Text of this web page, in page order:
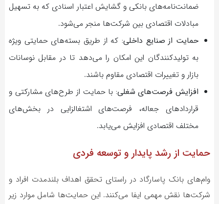
ضمانت‌نامه‌های بانکی و گشایش اعتبار اسنادی که به تسهیل
مبادلات اقتصادی بین شرکت‌ها منجر می‌شود.
حمایت از صنایع داخلی: که از طریق بسته‌های حمایتی ویژه
به تولیدکنندگان این امکان را می‌دهد تا در مقابل نوسانات
بازار و تغییرات اقتصادی مقاوم باشند.
افزایش فرصت‌های شغلی: با حمایت از طرح‌های مشارکتی و
قراردادهای جعاله، فرصت‌های اشتغالزایی در بخش‌های
مختلف اقتصادی افزایش می‌یابد.
حمایت از رشد پایدار و توسعه فردی
وام‌های بانک پاسارگاد در راستای تحقق اهداف بلندمدت افراد و
شرکت‌ها نقش مهمی ایفا می‌کنند. این حمایت‌ها شامل موارد زیر